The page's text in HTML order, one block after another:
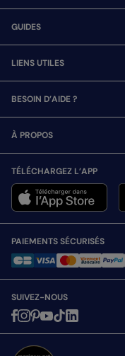
GUIDES
LIENS UTILES
BESOIN D’AIDE ?
À PROPOS
TÉLÉCHARGEZ L’APP
PAIEMENTS SÉCURISÉS
SUIVEZ-NOUS